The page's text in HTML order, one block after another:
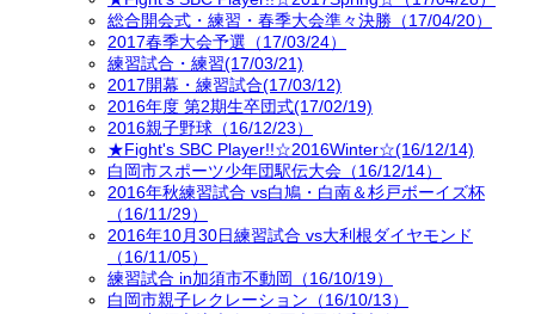
総合開会式・練習・春季大会準々決勝（17/04/20）
2017春季大会予選（17/03/24）
練習試合・練習(17/03/21)
2017開幕・練習試合(17/03/12)
2016年度 第2期生卒団式(17/02/19)
2016親子野球（16/12/23）
★Fight's SBC Player!!☆2016Winter☆(16/12/14)
白岡市スポーツ少年団駅伝大会（16/12/14）
2016年秋練習試合 vs白鳩・白南＆杉戸ボーイズ杯
（16/11/29）
2016年10月30日練習試合 vs大利根ダイヤモンド
（16/11/05）
練習試合 in加須市不動岡（16/10/19）
白岡市親子レクレーション（16/10/13）